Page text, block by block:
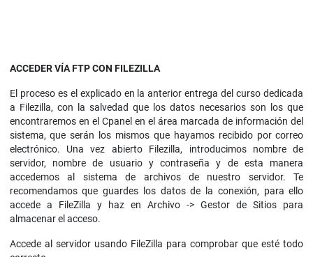
ACCEDER VÍA FTP CON FILEZILLA
El proceso es el explicado en la anterior entrega del curso dedicada
a Filezilla, con la salvedad que los datos necesarios son los que
encontraremos en el Cpanel en el área marcada de información del
sistema, que serán los mismos que hayamos recibido por correo
electrónico. Una vez abierto Filezilla, introducimos nombre de
servidor, nombre de usuario y contraseña y de esta manera
accedemos al sistema de archivos de nuestro servidor. Te
recomendamos que guardes los datos de la conexión, para ello
accede a FileZilla y haz en Archivo -> Gestor de Sitios para
almacenar el acceso.
Accede al servidor usando FileZilla para comprobar que esté todo